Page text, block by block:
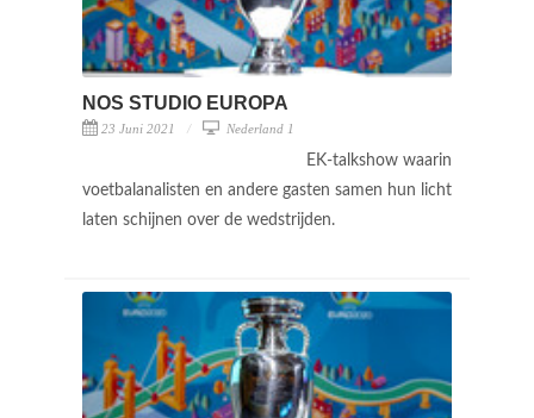
NOS STUDIO EUROPA
23 Juni 2021 Nederland 1
EK-talkshow waarin
voetbalanalisten en andere gasten samen hun licht
laten schijnen over de wedstrijden.